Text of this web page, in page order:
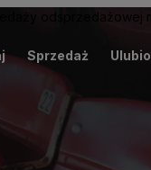
Sprzedaż